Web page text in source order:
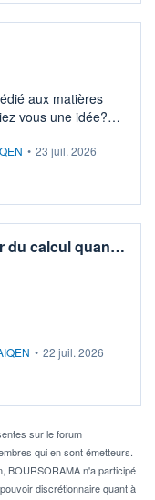
aux matières
vous une idée?
• 23 juil. 2026
du calcul quan…
PEA.
• 22 juil. 2026
sur le forum
qui en sont émetteurs.
BOURSORAMA n'a participé
discrétionnaire quant à